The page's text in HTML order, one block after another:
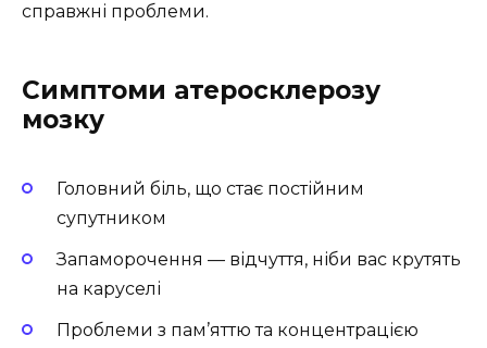
справжні проблеми.
Симптоми атеросклерозу
мозку
Головний біль, що стає постійним
супутником
Запаморочення — відчуття, ніби вас крутять
на каруселі
Проблеми з пам’яттю та концентрацією